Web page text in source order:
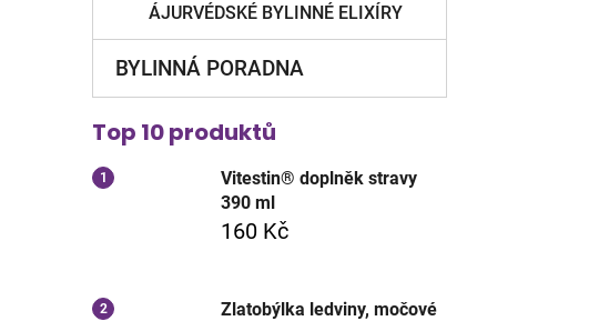
ÁJURVÉDSKÉ BYLINNÉ ELIXÍRY
BYLINNÁ PORADNA
Top 10 produktů
Vitestin® doplněk stravy
390 ml
160 Kč
Zlatobýlka ledviny, močové